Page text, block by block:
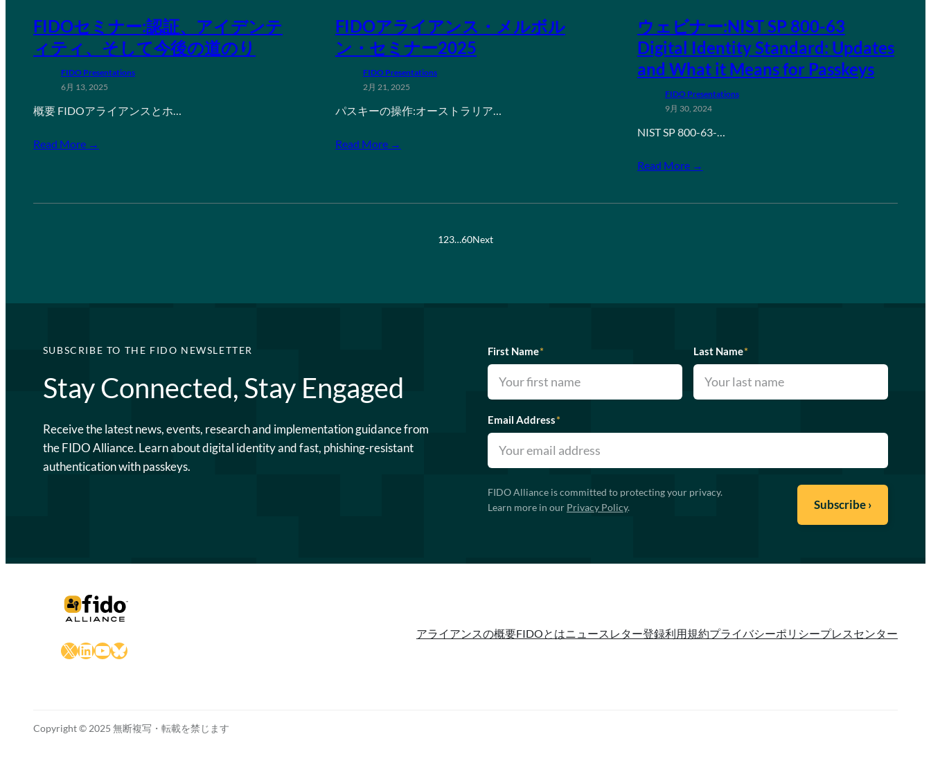
FIDOセミナー:認証、アイデンテ
ィティ、そして今後の道のり
FIDO Presentations
6月 13, 2025
概要 FIDOアライアンスとホ…
Read More →
FIDOアライアンス・メルボル
ン・セミナー2025
FIDO Presentations
2月 21, 2025
パスキーの操作:オーストラリア…
Read More →
ウェビナー:NIST SP 800-63
Digital Identity Standard: Updates
and What it Means for Passkeys
FIDO Presentations
9月 30, 2024
NIST SP 800-63-…
Read More →
123…60Next
SUBSCRIBE TO THE FIDO NEWSLETTER
Stay Connected, Stay Engaged
Receive the latest news, events, research and implementation guidance from
the FIDO Alliance. Learn about digital identity and fast, phishing-resistant
authentication with passkeys.
First Name* Last Name*
Email Address*
FIDO Alliance is committed to protecting your privacy.
Learn more in our Privacy Policy.
X LinkedIn
YouTube
Bluesky
アライアンスの概要FIDOとはニュースレター登録利用規約プライバシーポリシープレスセンター
Copyright © 2025 無断複写・転載を禁じます